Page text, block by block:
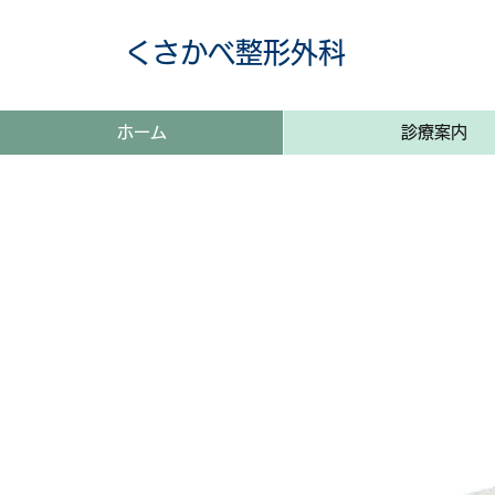
くさかべ整形外科
ホーム 診療案内